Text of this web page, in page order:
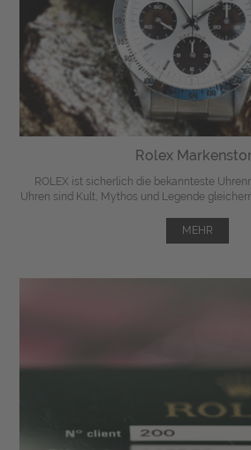
Rolex
ROLEX ist sicherlich die bekannteste
Uhren sind Kult, Mythos und Legende
MEHR